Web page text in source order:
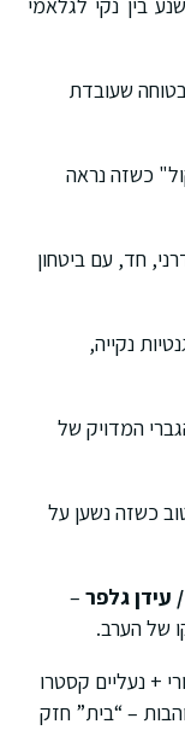
שעובדת
כשזה נראה
חד, עם ביטחון
נקייה,
המדויק של
נשען על
גלפר–
הערב.
נעליים קסטרו
– “בית” חזק